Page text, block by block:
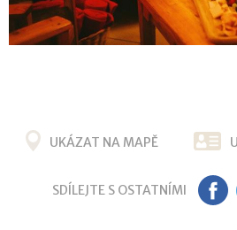
UKÁZAT NA MAPĚ
SDÍLEJTE S OSTATNÍMI FB